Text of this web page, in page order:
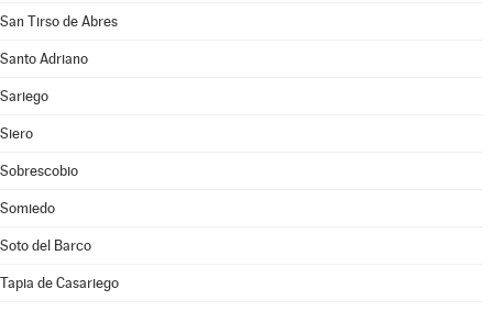
San Tirso de Abres
Santo Adriano
Sariego
Siero
Sobrescobio
Somiedo
Soto del Barco
Tapia de Casariego